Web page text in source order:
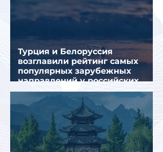
Турция и Белоруссия
возглавили рейтинг самых
популярных зарубежных
направлений у российских
туристов летом